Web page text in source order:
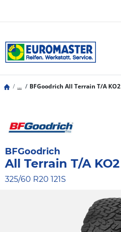
... BFGoodrich All Terrain T/A KO2
BFGoodrich
All Terrain T/A KO2
325/60 R20 121S